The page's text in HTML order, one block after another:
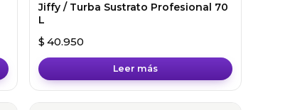
Jiffy / Turba Sustrato Profesional 70
L
$ 40.950
Leer más